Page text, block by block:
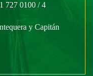
727 0100 / 4
y Capitán